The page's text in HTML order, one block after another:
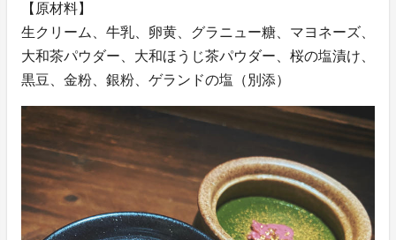
【原材料】
生クリーム、牛乳、卵黄、グラニュー糖、マヨネーズ、
大和茶パウダー、大和ほうじ茶パウダー、桜の塩漬け、
黒豆、金粉、銀粉、ゲランドの塩（別添）